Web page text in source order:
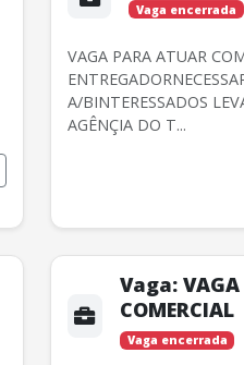
Vaga encerrada
VAGA PARA ATUAR
A/BINTERESSADOS
AGÊNÇIA DO T...
Vaga: VAGA
COMERCIAL
Vaga encerrada